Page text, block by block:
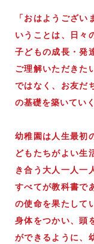
「おはようござ
いうことは、日々
子どもの成長・発
ご理解いただきた
ではなく、お友だ
の基礎を築いてい
幼稚園は人生最初
どもたちがよい生
き合う大人一人一
すべてが教科書で
の使命を果たして
身体をつかい、頭
ができるように、